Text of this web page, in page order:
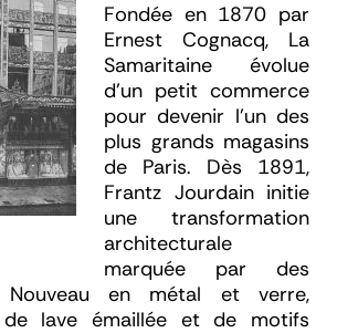
Fondée en 1870 par
Ernest Cognacq, La
Samaritaine évolue
d'un petit commerce
pour devenir l'un des
plus grands magasins
de Paris. Dès 1891,
Frantz Jourdain initie
une transformation
architecturale
marquée par des
en métal et verre,
de lave émaillée et de motifs